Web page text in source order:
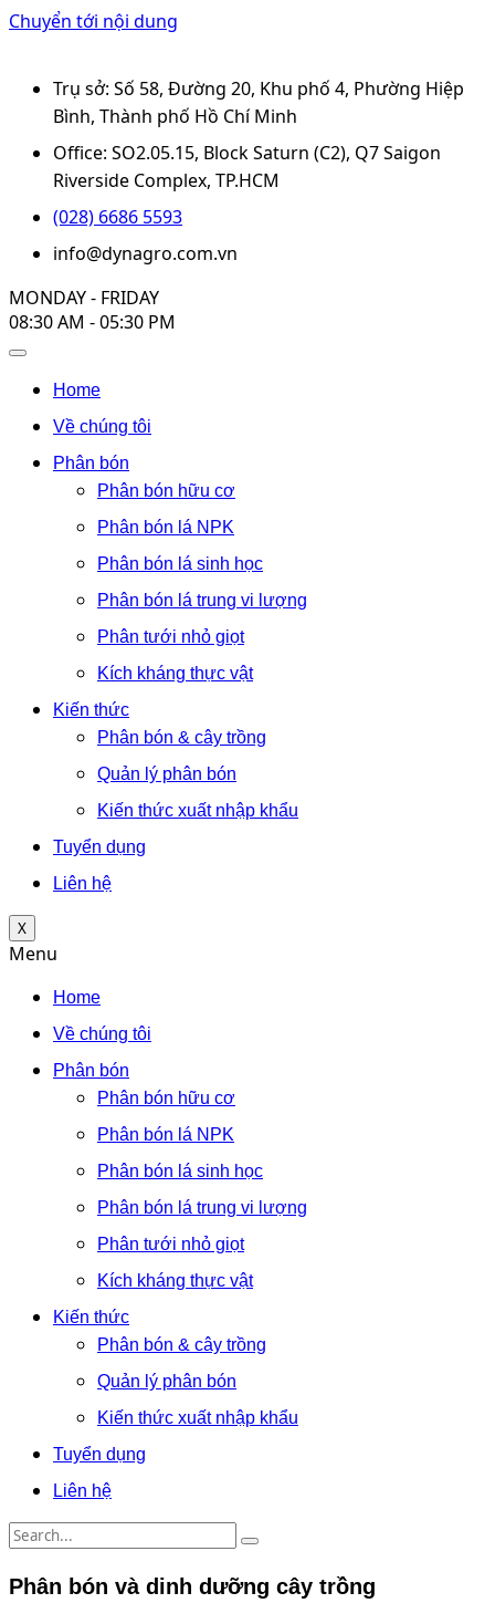
Chuyển tới nội dung
Trụ sở: Số 58, Đường 20, Khu phố 4, Phường Hiệp
Bình, Thành phố Hồ Chí Minh
Office: SO2.05.15, Block Saturn (C2), Q7 Saigon
Riverside Complex, TP.HCM
(028) 6686 5593
info@dynagro.com.vn
MONDAY - FRIDAY
08:30 AM - 05:30 PM
Home
Về chúng tôi
Phân bón
Phân bón hữu cơ
Phân bón lá NPK
Phân bón lá sinh học
Phân bón lá trung vi lượng
Phân tưới nhỏ giọt
Kích kháng thực vật
Kiến thức
Phân bón & cây trồng
Quản lý phân bón
Kiến thức xuất nhập khẩu
Tuyển dụng
Liên hệ
X
Menu
Home
Về chúng tôi
Phân bón
Phân bón hữu cơ
Phân bón lá NPK
Phân bón lá sinh học
Phân bón lá trung vi lượng
Phân tưới nhỏ giọt
Kích kháng thực vật
Kiến thức
Phân bón & cây trồng
Quản lý phân bón
Kiến thức xuất nhập khẩu
Tuyển dụng
Liên hệ
Phân bón và dinh dưỡng cây trồng